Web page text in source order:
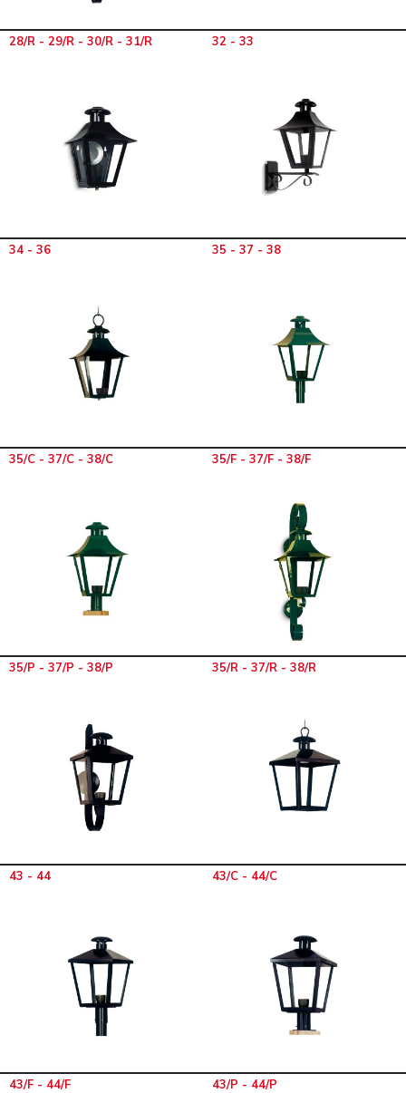
28/R - 29/R - 30/R - 31/R 32 - 33
34 - 36 35 - 37 - 38
35/C - 37/C - 38/C 35/F - 37/F - 38/F
35/P - 37/P - 38/P 35/R - 37/R - 38/R
43 - 44 43/C - 44/C
43/F - 44/F 43/P - 44/P